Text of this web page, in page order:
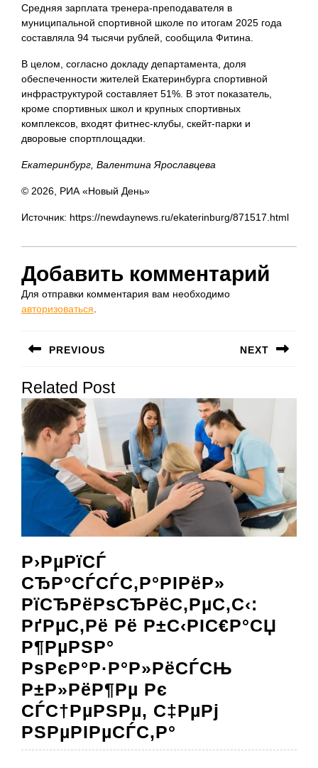
Средняя зарплата тренера-преподавателя в
муниципальной спортивной школе по итогам 2025 года
составляла 94 тысячи рублей, сообщила Фитина.
В целом, согласно докладу департамента, доля
обеспеченности жителей Екатеринбурга спортивной
инфраструктурой составляет 51%. В этот показатель,
кроме спортивных школ и крупных спортивных
комплексов, входят фитнес-клубы, скейт-парки и
дворовые спортплощадки.
Екатеринбург, Валентина Ярославцева
© 2026, РИА «Новый День»
Источник: https://newdaynews.ru/ekaterinburg/871517.html
Добавить комментарий
Для отправки комментария вам необходимо
авторизоваться.
по
записям
PREVIOUS
запись:
NEXT
запись:
Related Post
Р›РµРїСЃ
СЂР°СЃСЃС‚Р°РІРёР»
РїСЂРёРѕСЂРёС‚РµС‚С‹:
РґРµС‚Рё Рё Р±С‹РІС€Р°СЏ
Р¶РµРЅР°
РѕРєР°Р·Р°Р»РёСЃСЊ
Р±Р»РёР¶Рµ Рє
СЃС†РµРЅРµ, С‡РµРј
РЅРµРІРµСЃС‚Р°